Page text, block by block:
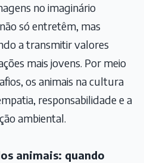
no imaginário
só entretêm, mas
a transmitir valores
mais jovens. Por meio
os animais na cultura
responsabilidade e a
ambiental.
animais: quando